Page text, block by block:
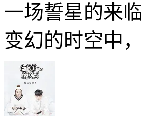
一场誓星的来
变幻的时空中